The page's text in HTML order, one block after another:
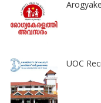
UOC